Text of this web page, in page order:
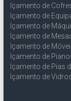
Içamento de
Içamento de
Içamento de
Içamento de
Içamento de
Içamento de
Içamento de Pias
Içamento de